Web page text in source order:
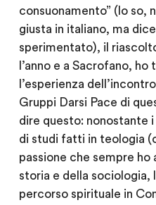
consuonamento” (lo so,
giusta in italiano, ma
sperimentato), il
l’anno e a Sacrofano,
l’esperienza
Gruppi Darsi Pace di
dire questo: nonostante
di studi fatti in teologia
passione che sempre
storia e della sociologia,
percorso spirituale in